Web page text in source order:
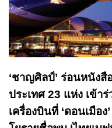
‘ชาญศิลป์’ ร่อนหนัง
ประเทศ 23 แห่ง เข้า
เครื่องบินที่ ‘ดอนเมือง